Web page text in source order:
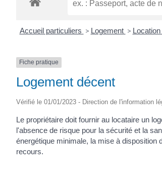
Accueil particuliers > Logement >
Fiche pratique
Logement décent
Vérifié le 01/01/2023 - Direction de l'information
Le propriétaire doit fournir au locataire un
l'absence de risque pour la sécurité et la
énergétique minimale, la mise à disposition
recours.